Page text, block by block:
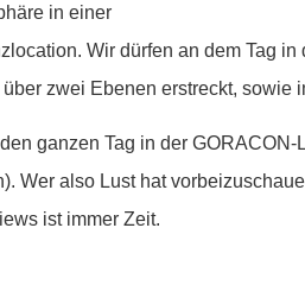
in einer
Wir dürfen an dem Tag
zwei Ebenen erstreckt, sowie
ganzen Tag in der
Wer also Lust hat
ist immer Zeit.